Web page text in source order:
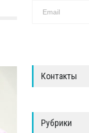
Контакты
Рубрики